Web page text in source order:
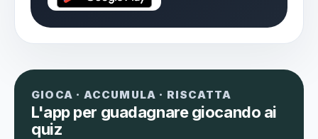
GIOCA · ACCUMULA · RISCATTA
L'app per guadagnare giocando ai
quiz